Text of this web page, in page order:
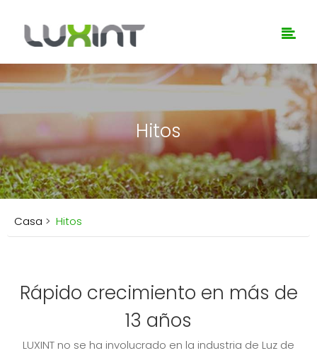
Hitos
Casa > Hitos
Rápido crecimiento en más de
13 años
LUXINT no se ha involucrado en la industria de Luz de